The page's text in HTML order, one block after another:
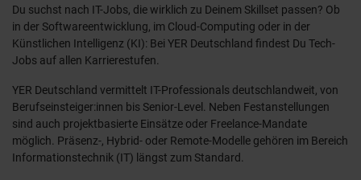
Du suchst nach IT-Jobs, die wirklich zu Deinem Skillset passen? Ob
in der Softwareentwicklung, im Cloud-Computing oder in der
Künstlichen Intelligenz (KI): Bei YER Deutschland findest Du Tech-
Jobs auf allen Karrierestufen.
YER Deutschland vermittelt IT-Professionals deutschlandweit, von
Berufseinsteiger:innen bis Senior-Level. Neben Festanstellungen
sind auch projektbasierte Einsätze oder Freelance-Mandate
möglich. Präsenz-, Hybrid- oder Remote-Modelle gehören im Bereich
Informationstechnik (IT) längst zum Standard.